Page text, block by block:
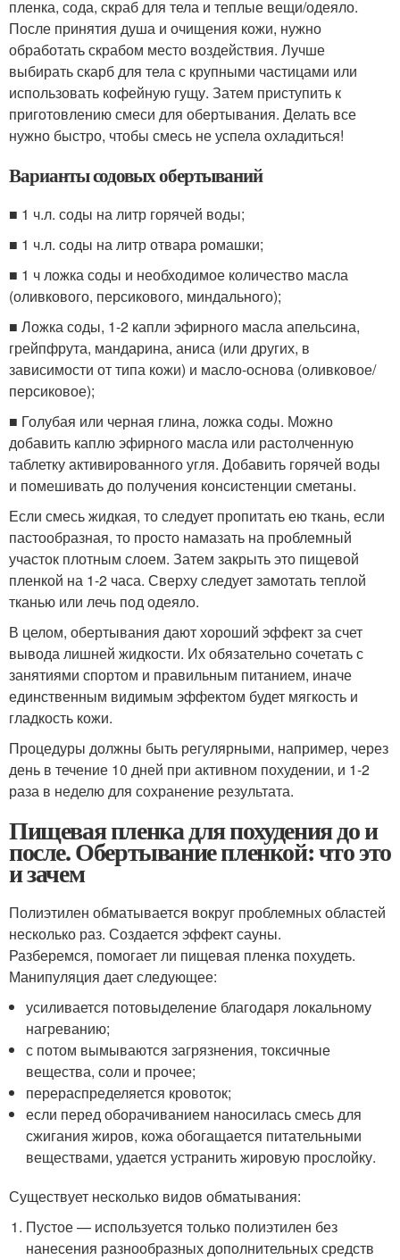
пленка, сода, скраб для тела и теплые вещи/одеяло.
После принятия душа и очищения кожи, нужно
обработать скрабом место воздействия. Лучше
выбирать скарб для тела с крупными частицами или
использовать кофейную гущу. Затем приступить к
приготовлению смеси для обертывания. Делать все
нужно быстро, чтобы смесь не успела охладиться!
Варианты содовых обертываний
■ 1 ч.л. соды на литр горячей воды;
■ 1 ч.л. соды на литр отвара ромашки;
■ 1 ч ложка соды и необходимое количество масла
(оливкового, персикового, миндального);
■ Ложка соды, 1-2 капли эфирного масла апельсина,
грейпфрута, мандарина, аниса (или других, в
зависимости от типа кожи) и масло-основа (оливковое/
персиковое);
■ Голубая или черная глина, ложка соды. Можно
добавить каплю эфирного масла или растолченную
таблетку активированного угля. Добавить горячей воды
и помешивать до получения консистенции сметаны.
Если смесь жидкая, то следует пропитать ею ткань, если
пастообразная, то просто намазать на проблемный
участок плотным слоем. Затем закрыть это пищевой
пленкой на 1-2 часа. Сверху следует замотать теплой
тканью или лечь под одеяло.
В целом, обертывания дают хороший эффект за счет
вывода лишней жидкости. Их обязательно сочетать с
занятиями спортом и правильным питанием, иначе
единственным видимым эффектом будет мягкость и
гладкость кожи.
Процедуры должны быть регулярными, например, через
день в течение 10 дней при активном похудении, и 1-2
раза в неделю для сохранение результата.
Пищевая пленка для похудения до и
после. Обертывание пленкой: что это
и зачем
Полиэтилен обматывается вокруг проблемных областей
несколько раз. Создается эффект сауны.
Разберемся, помогает ли пищевая пленка похудеть.
Манипуляция дает следующее:
усиливается потовыделение благодаря локальному
нагреванию;
с потом вымываются загрязнения, токсичные
вещества, соли и прочее;
перераспределяется кровоток;
если перед оборачиванием наносилась смесь для
сжигания жиров, кожа обогащается питательными
веществами, удается устранить жировую прослойку.
Существует несколько видов обматывания:
Пустое — используется только полиэтилен без
нанесения разнообразных дополнительных средств